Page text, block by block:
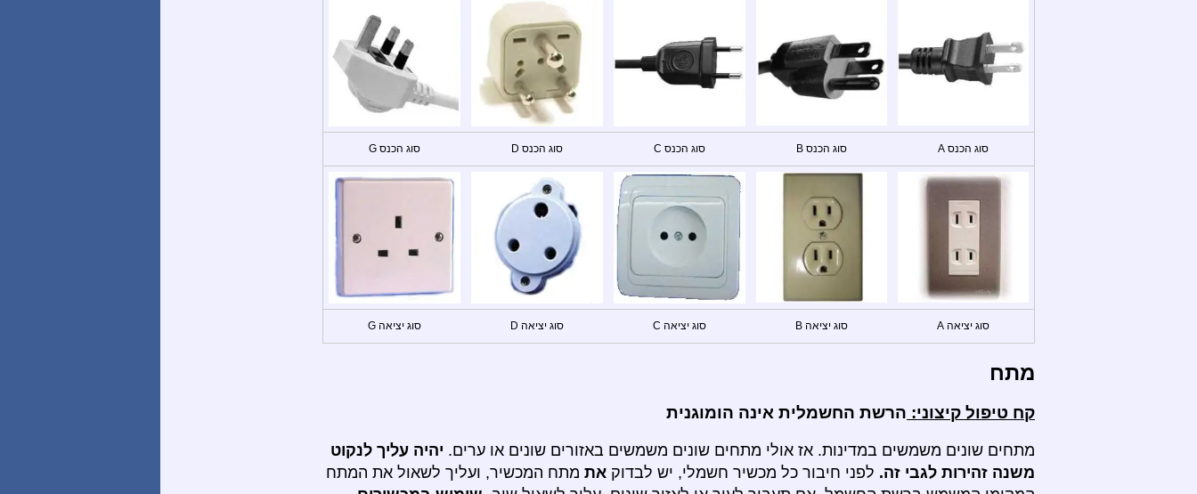
סוג הכנס A סוג הכנס B סוג הכנס C סוג הכנס D סוג הכנס G
סוג יציאה A סוג יציאה B סוג יציאה C סוג יציאה D סוג יציאה G
מתח
קח טיפול קיצוני: הרשת החשמלית אינה הומוגנית
מתחים שונים משמשים במדינות. אז אולי מתחים שונים משמשים באזורים שונים או ערים. יהיה עליך לנקוט
משנה זהירות לגבי זה. לפני חיבור כל מכשיר חשמלי, יש לבדוק את מתח המכשיר, ועליך לשאול את המתח